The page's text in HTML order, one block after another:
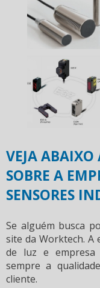
VEJA ABAIXO
SOBRE A
SENSORES
Se alguém busca
site da Worktech. A
de luz e empresa
sempre a
cliente.